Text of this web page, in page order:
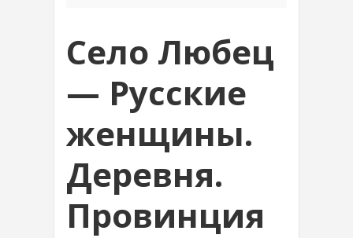
Село Любец
— Русские
женщины.
Деревня.
Провинция